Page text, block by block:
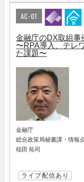
AC-01
金融庁のDX取組事
〜RPA導入、テレ
た課題〜
金融庁
総合政策局秘書課・情報
稲田 拓司
ライブ配信あり